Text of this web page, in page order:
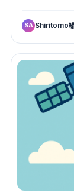
SA Shiritomo